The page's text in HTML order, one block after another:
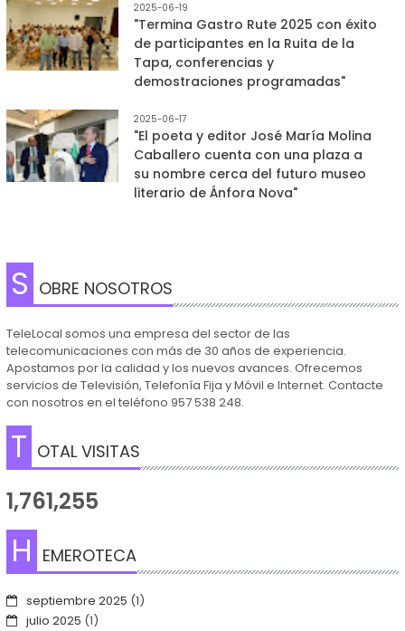
2025-06-19
"Termina Gastro Rute 2025 con éxito
de participantes en la Ruita de la
Tapa, conferencias y
demostraciones programadas"
2025-06-17
"El poeta y editor José María Molina
Caballero cuenta con una plaza a
su nombre cerca del futuro museo
literario de Ánfora Nova"
S OBRE NOSOTROS
TeleLocal somos una empresa del sector de las
telecomunicaciones con más de 30 años de experiencia.
Apostamos por la calidad y los nuevos avances. Ofrecemos
servicios de Televisión, Telefonía Fija y Móvil e Internet. Contacte
con nosotros en el teléfono 957 538 248.
T OTAL VISITAS
1,761,255
H EMEROTECA
septiembre 2025 (1)
julio 2025 (1)